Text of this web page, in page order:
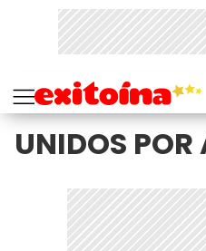
UNIDOS